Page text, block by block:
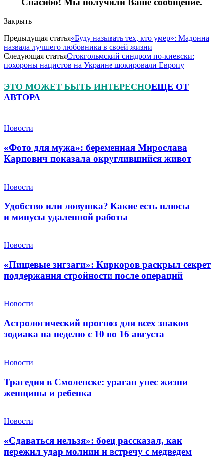
Закрыть
Предыдущая статья«Буду называть тех, кто умер»: Мадонна
назвала лучшего любовника в своей жизни
Следующая статьяСтокгольмский синдром по-киевски:
похороны нацистов на Украине шокировали Европу
ЭТО МОЖЕТ БЫТЬ ИНТЕРЕСНОЕЩЕ ОТ
АВТОРА
Новости
«Фото для мужа»: беременная Мирослава
Карпович показала округлившийся живот
Новости
Удобство или ловушка? Какие есть плюсы
и минусы удаленной работы
Новости
«Пищевые зигзаги»: Киркоров раскрыл секрет
поддержания стройности после операций
Новости
Астрологический прогноз для всех знаков
зодиака на неделю с 10 по 16 августа
Новости
Трагедия в Смоленске: ураган унес жизни
женщины и ребенка
Новости
«Сдаваться нельзя»: боец рассказал, как
пережил удар молнии и встречу с медведем